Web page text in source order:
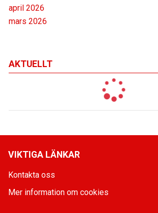
april 2026
mars 2026
AKTUELLT
VIKTIGA LÄNKAR
Kontakta oss
Mer information om cookies